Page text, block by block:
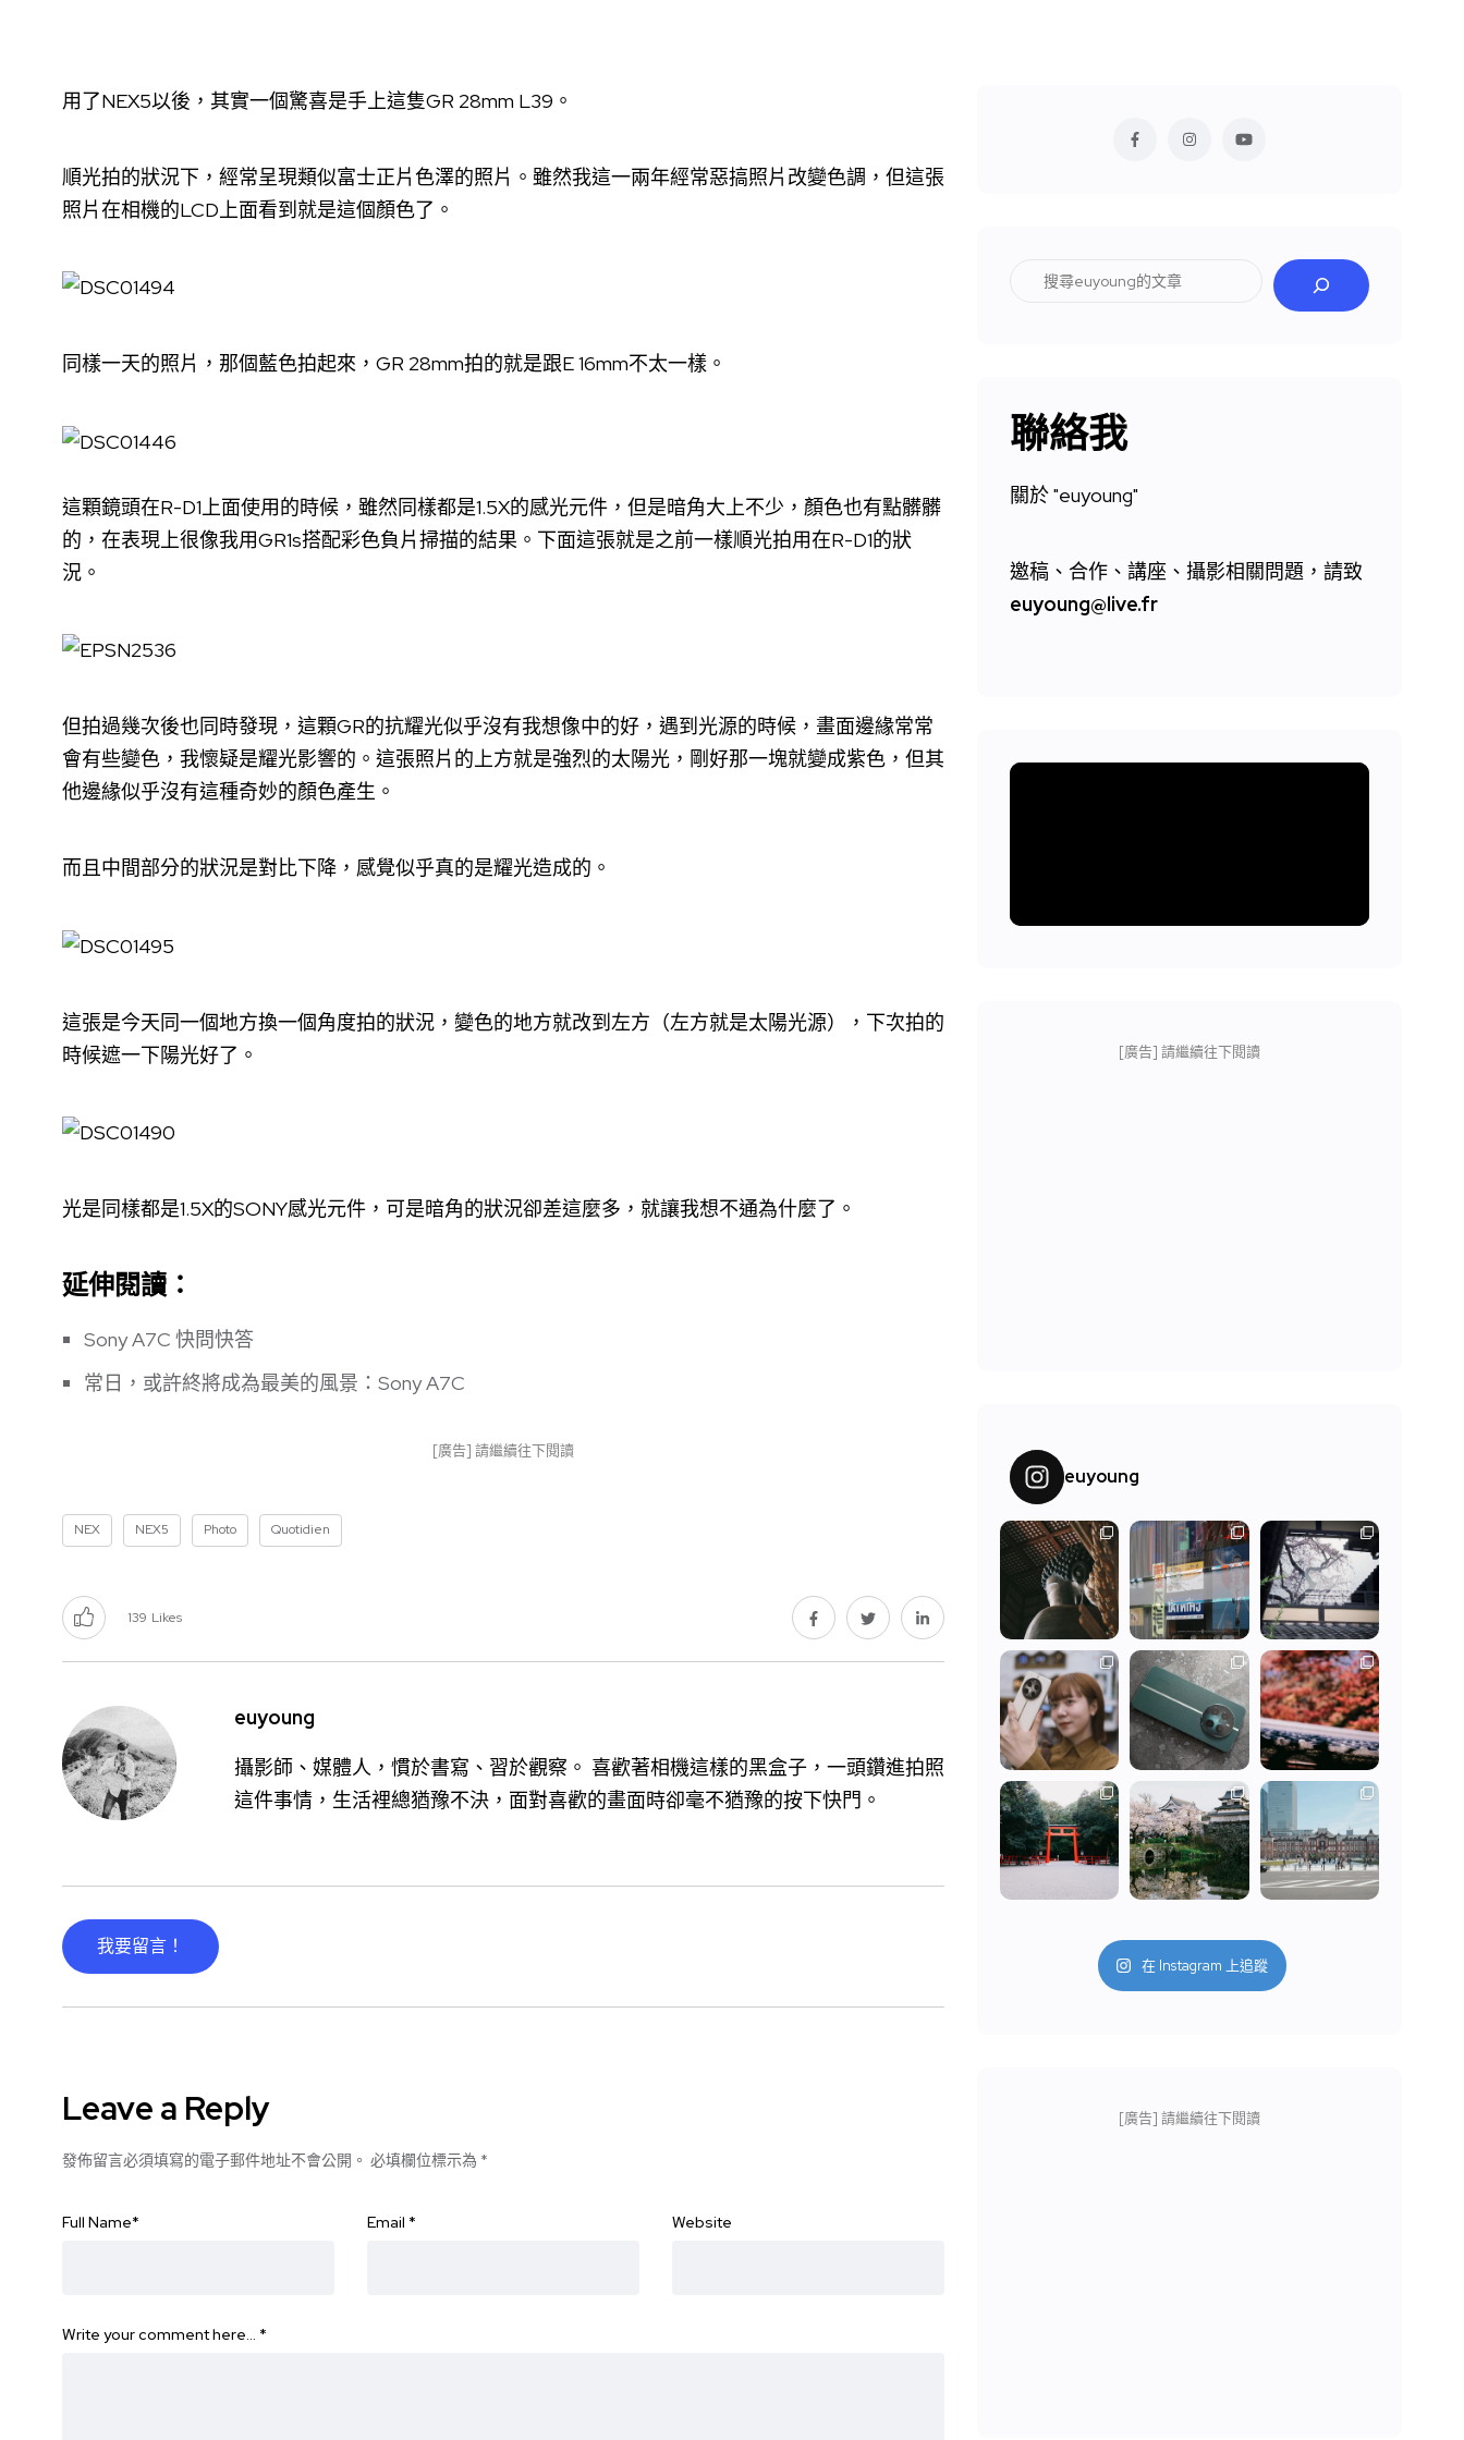
用了NEX5以後，其實一個驚喜是手上這隻GR 28mm L39。
順光拍的狀況下，經常呈現類似富士正片色澤的照片。雖然我這一兩年經常惡搞照片改變色調，但這張
照片在相機的LCD上面看到就是這個顏色了。
同樣一天的照片，那個藍色拍起來，GR 28mm拍的就是跟E 16mm不太一樣。
這顆鏡頭在R-D1上面使用的時候，雖然同樣都是1.5X的感光元件，但是暗角大上不少，顏色也有點髒髒
的，在表現上很像我用GR1s搭配彩色負片掃描的結果。下面這張就是之前一樣順光拍用在R-D1的狀
況。
但拍過幾次後也同時發現，這顆GR的抗耀光似乎沒有我想像中的好，遇到光源的時候，畫面邊緣常常
會有些變色，我懷疑是耀光影響的。這張照片的上方就是強烈的太陽光，剛好那一塊就變成紫色，但其
他邊緣似乎沒有這種奇妙的顏色產生。
而且中間部分的狀況是對比下降，感覺似乎真的是耀光造成的。
這張是今天同一個地方換一個角度拍的狀況，變色的地方就改到左方（左方就是太陽光源），下次拍的
時候遮一下陽光好了。
光是同樣都是1.5X的SONY感光元件，可是暗角的狀況卻差這麼多，就讓我想不通為什麼了。
延伸閱讀：
Sony A7C 快問快答
常日，或許終將成為最美的風景：Sony A7C
[廣告] 請繼續往下閱讀
NEX NEX5 Photo Quotidien
139 Likes
euyoung
攝影師、媒體人，慣於書寫、習於觀察。 喜歡著相機這樣的黑盒子，一頭鑽進拍照
這件事情，生活裡總猶豫不決，面對喜歡的畫面時卻毫不猶豫的按下快門。
我要留言！
Leave a Reply
發佈留言必須填寫的電子郵件地址不會公開。 必填欄位標示為 *
Full Name* Email * Website
Write your comment here… *
聯絡我
關於 "euyoung"
邀稿、合作、講座、攝影相關問題，請致
euyoung@live.fr
[廣告] 請繼續往下閱讀
euyoung
在 Instagram 上追蹤
[廣告] 請繼續往下閱讀